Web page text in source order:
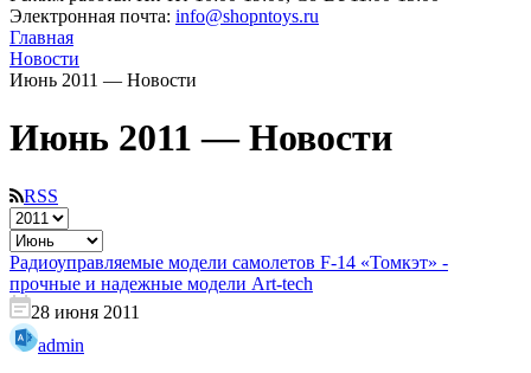
Электронная почта: info@shopntoys.ru
Главная
Новости
Июнь 2011 — Новости
Июнь 2011 — Новости
RSS
Радиоуправляемые модели самолетов F-14 «Томкэт» -
прочные и надежные модели Art-tech
28 июня 2011
admin